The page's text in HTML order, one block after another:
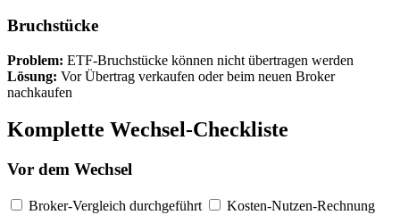
Bruchstücke
Problem: ETF-Bruchstücke können nicht übertragen werden
Lösung: Vor Übertrag verkaufen oder beim neuen Broker
nachkaufen
Komplette Wechsel-Checkliste
Vor dem Wechsel
Broker-Vergleich durchgeführt
Kosten-Nutzen-Rechnung